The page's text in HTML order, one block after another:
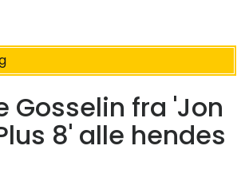
Gosselin fra 'Jon
8' alle hendes